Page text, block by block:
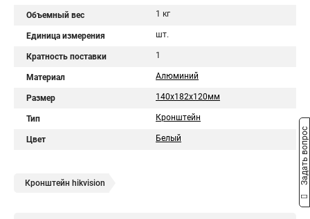
Объемный вес 1 кг
Единица измерения шт.
Кратность поставки 1
Материал Алюминий
Размер 140х182х120мм
Тип Кронштейн
Цвет Белый
Кронштейн hikvision Задать вопрос